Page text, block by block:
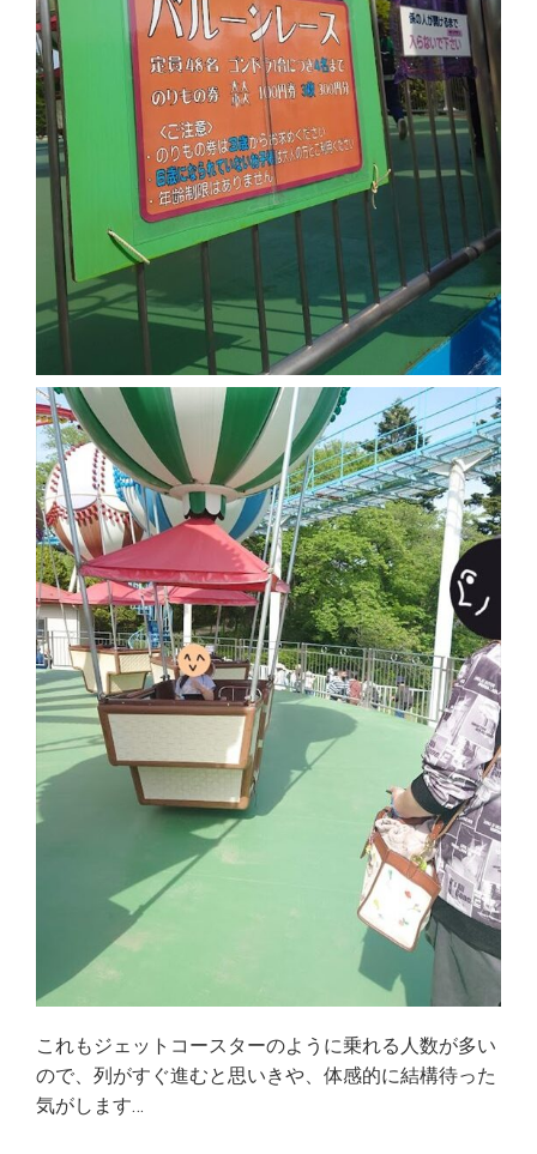
これもジェットコースターのように乗れる人数が多い
ので、列がすぐ進むと思いきや、体感的に結構待った
気がします…